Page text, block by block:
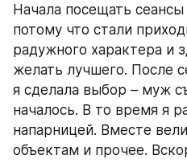
Начала посещать
потому что стали
радужного характера и
желать лучшего. После
я сделала выбор – муж
началось. В то время я
напарницей. Вместе
объектам и прочее.